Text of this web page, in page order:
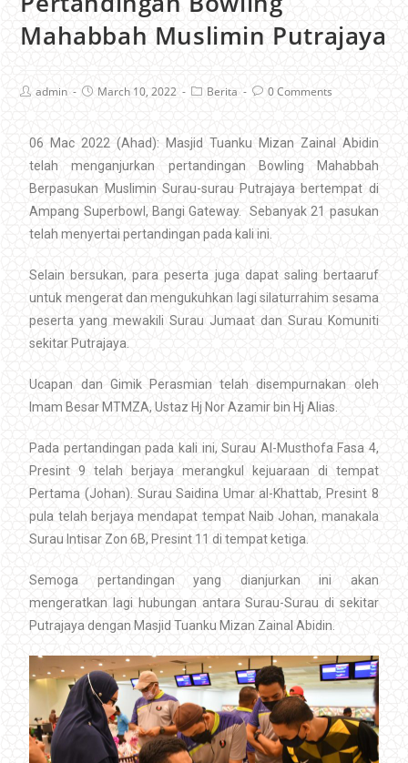
Mahabbah Muslimin Putrajaya
admin March 10, 2022 Berita 0 Comments
06 Mac 2022 (Ahad): Masjid Tuanku Mizan Zainal Abidin
telah menganjurkan pertandingan Bowling Mahabbah
Berpasukan Muslimin Surau-surau Putrajaya bertempat di
Ampang Superbowl, Bangi Gateway. Sebanyak 21 pasukan
telah menyertai pertandingan pada kali ini.
Selain bersukan, para peserta juga dapat saling bertaaruf
untuk mengerat dan mengukuhkan lagi silaturrahim sesama
peserta yang mewakili Surau Jumaat dan Surau Komuniti
sekitar Putrajaya.
Ucapan dan Gimik Perasmian telah disempurnakan oleh
Imam Besar MTMZA, Ustaz Hj Nor Azamir bin Hj Alias.
Pada pertandingan pada kali ini, Surau Al-Musthofa Fasa 4,
Presint 9 telah berjaya merangkul kejuaraan di tempat
Pertama (Johan). Surau Saidina Umar al-Khattab, Presint 8
pula telah berjaya mendapat tempat Naib Johan, manakala
Surau Intisar Zon 6B, Presint 11 di tempat ketiga.
Semoga pertandingan yang dianjurkan ini akan
mengeratkan lagi hubungan antara Surau-Surau di sekitar
Putrajaya dengan Masjid Tuanku Mizan Zainal Abidin.